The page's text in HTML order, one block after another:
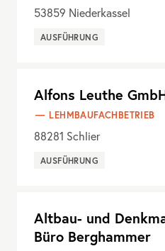
53859 Niederkassel
AUSFÜHRUNG
Alfons Leuthe
LEHMBAUFACHBETRIEB
88281 Schlier
AUSFÜHRUNG
Altbau- und
Büro Berghammer